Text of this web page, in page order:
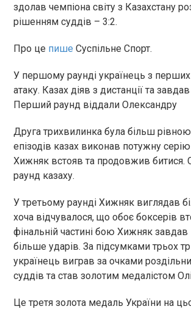
здолав чемпіона світу з Казахстану
рішенням суддів – 3:2.
Про це пише Суспільне Спорт.
У першому раунді українець з
атаку. Казах діяв з дистанції та
Перший раунд віддали Олександру
Друга трихвилинка була більш
епізодів казах виконав потужну
Хижняк встояв та продовжив битися.
раунд казаху.
У третьому раунді Хижняк виглядав
хоча відчувалося, що обоє боксерів
фінальній частині бою Хижняк завдав
більше ударів. За підсумками трьох
українець виграв за очками
суддів та став золотим медалістом
Це третя золота медаль України на